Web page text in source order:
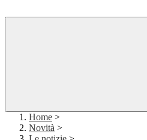
Home >
Novità >